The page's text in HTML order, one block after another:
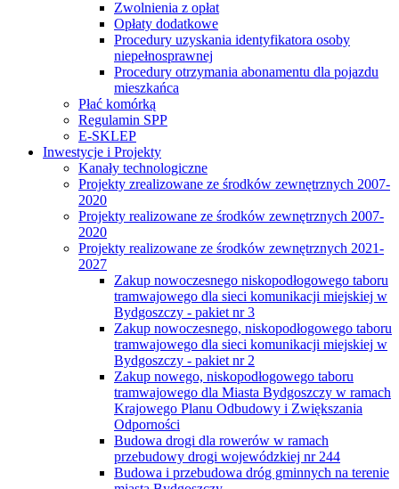
Zwolnienia z opłat
Opłaty dodatkowe
Procedury uzyskania identyfikatora osoby
niepełnosprawnej
Procedury otrzymania abonamentu dla pojazdu
mieszkańca
Płać komórką
Regulamin SPP
E-SKLEP
Inwestycje i Projekty
Kanały technologiczne
Projekty zrealizowane ze środków zewnętrznych 2007-
2020
Projekty realizowane ze środków zewnętrznych 2007-
2020
Projekty realizowane ze środków zewnętrznych 2021-
2027
Zakup nowoczesnego niskopodłogowego taboru
tramwajowego dla sieci komunikacji miejskiej w
Bydgoszczy - pakiet nr 3
Zakup nowoczesnego, niskopodłogowego taboru
tramwajowego dla sieci komunikacji miejskiej w
Bydgoszczy - pakiet nr 2
Zakup nowego, niskopodłogowego taboru
tramwajowego dla Miasta Bydgoszczy w ramach
Krajowego Planu Odbudowy i Zwiększania
Odporności
Budowa drogi dla rowerów w ramach
przebudowy drogi wojewódzkiej nr 244
Budowa i przebudowa dróg gminnych na terenie